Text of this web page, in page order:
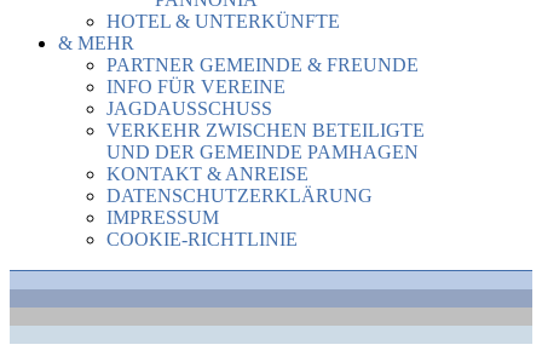
HOTEL & UNTERKÜNFTE
& MEHR
PARTNER GEMEINDE & FREUNDE
INFO FÜR VEREINE
JAGDAUSSCHUSS
VERKEHR ZWISCHEN BETEILIGTE
UND DER GEMEINDE PAMHAGEN
KONTAKT & ANREISE
DATENSCHUTZERKLÄRUNG
IMPRESSUM
COOKIE-RICHTLINIE